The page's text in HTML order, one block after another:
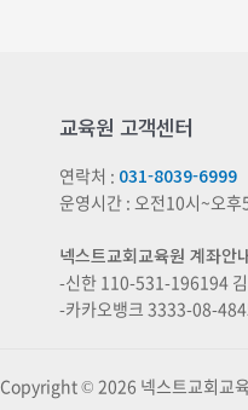
교육원 고객센터
연락처 : 031-8039-6999
운영시간 : 오전10시~오후
넥스트교회교육원 계좌안
-신한 110-531-196194
-카카오뱅크 3333-08-
Copyright © 2026 넥스트교회교